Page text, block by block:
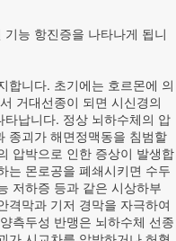
능 항진증을 나타나게 됩니
합니다. 초기에는 호르몬에 의
거대선종이 되면 시신경의
납니다. 정상 뇌하수체의 압
종괴가 해면정맥동을 침범할
압박으로 인한 증상이 발생합
는 몬로공을 폐쇄시키면 수두
저하증 등과 같은 시상하부
격막과 기저 경막을 자극하여
측두성 반맹은 뇌하수체 선종